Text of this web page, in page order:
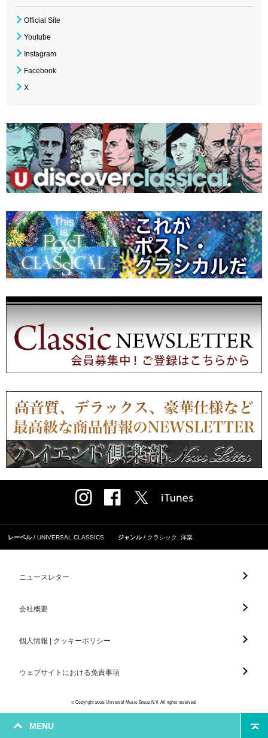
MENU
Official Site
Youtube
Instagram
Facebook
X
レーベル UNIVERSAL CLASSICS ジャンル クラシック, 洋楽
ニュースレター
会社概要
個人情報 | クッキーポリシー
ウェブサイトにおける免責事項
© Copyright 2026 Universal Music Group N.V. All rights reserved.